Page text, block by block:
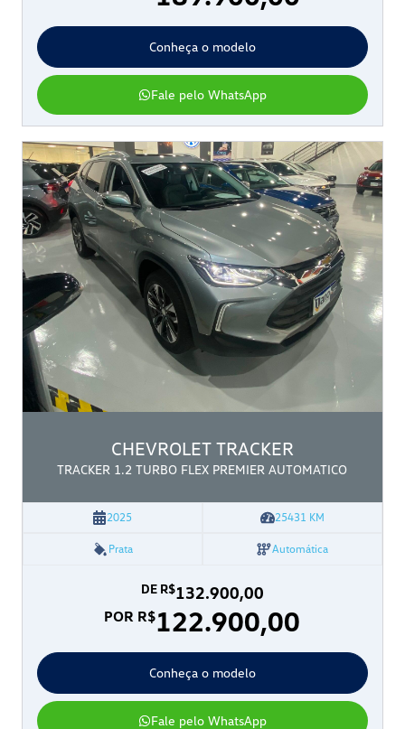
Conheça o modelo
Fale pelo WhatsApp
CHEVROLET TRACKER
TRACKER 1.2 TURBO FLEX PREMIER AUTOMATICO
2025 25431 KM
Prata Automática
DE R$132.900,00
POR R$122.900,00
Conheça o modelo
Fale pelo WhatsApp